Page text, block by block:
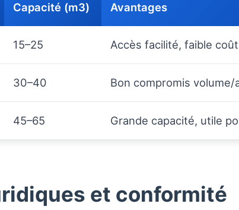
Capacité (m3) Avantages
15–25 Accès facilité, faible coût
30–40 Bon compromis volume/
45–65 Grande capacité, utile
et conformité